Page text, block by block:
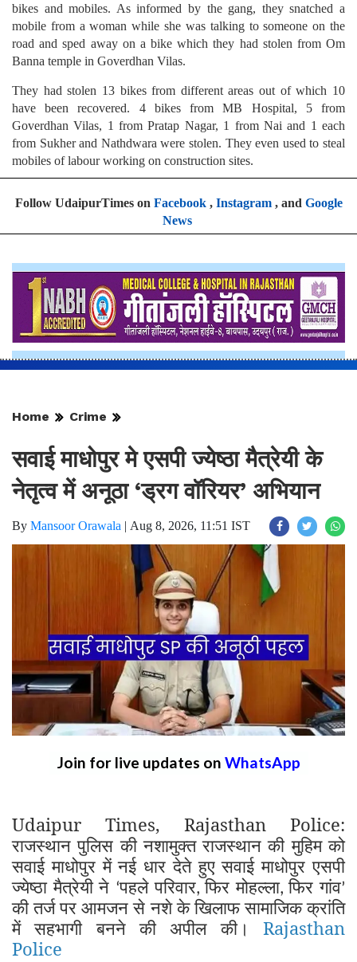
bikes and mobiles. As informed by the gang, they snatched a
mobile from a woman while she was talking to someone on the
road and sped away on a bike which they had stolen from Om
Banna temple in Goverdhan Vilas.
They had stolen 13 bikes from different areas out of which 10
have been recovered. 4 bikes from MB Hospital, 5 from
Goverdhan Vilas, 1 from Pratap Nagar, 1 from Nai and 1 each
from Sukher and Nathdwara were stolen. They even used to steal
mobiles of labour working on construction sites.
Follow UdaipurTimes on Facebook, Instagram, and Google
News
Home Crime
सवाई माधोपुर मे एसपी ज्येष्ठा मैत्रेयी के
नेतृत्व में अनूठा ‘ड्रग वॉरियर’ अभियान
By Mansoor Orawala | Aug 8, 2026, 11:51 IST
Join for live updates on WhatsApp
Udaipur Times, Rajasthan Police:
राजस्थान पुलिस की नशामुक्त राजस्थान की मुहिम को
सवाई माधोपुर में नई धार देते हुए सवाई माधोपुर एसपी
ज्येष्ठा मैत्रेयी ने ‘पहले परिवार,फिर मोहल्ला,फिर गांव’
की तर्ज पर आमजन से नशे के खिलाफ सामाजिक क्रांति
में सहभागी बनने की अपील की। Rajasthan
Police